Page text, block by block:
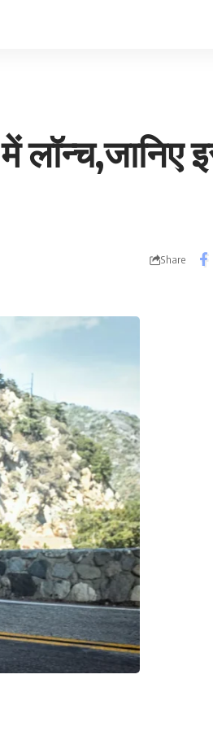
लॉन्च,जानिए
Share